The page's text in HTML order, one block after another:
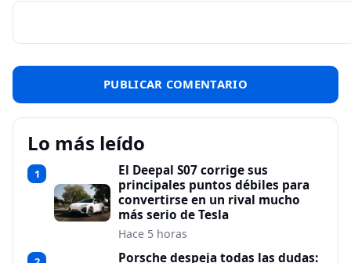
Lo más leído
1
El Deepal S07 corrige sus
principales puntos débiles para
convertirse en un rival mucho
más serio de Tesla
Hace 5 horas
Porsche despeja todas las dudas: